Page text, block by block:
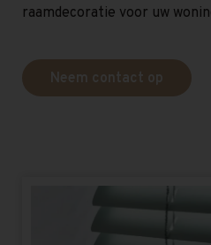
raamdecoratie voor uw
Neem contact op